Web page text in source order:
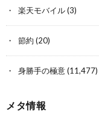
楽天モバイル(3)
節約 (20)
身勝手の極意(11,477)
メタ情報